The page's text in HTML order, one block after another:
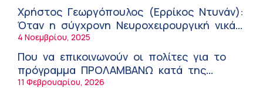
Kavita Patel: Ένα στα πέντε καινοτόμα
φάρμακα φτάνει τελικά στην Ελλάδα
9:21 πμ
Υπάρχει τελικά «δίαιτα θυρεοειδούς»; Τι
λέει η επιστήμη για τη διατροφή και τα
7:38 πμ
Χρήστος Γεωργόπουλος (Ερρίκος Ντυνάν):
Όταν η σύγχρονη Νευροχειρουργική νικά
το φόβο!
4 Νοεμβρίου, 2025
Που να επικοινωνούν οι πολίτες για το
πρόγραμμα ΠΡΟΛΑΜΒΑΝΩ κατά της
παχυσαρκίας
11 Φεβρουαρίου, 2026